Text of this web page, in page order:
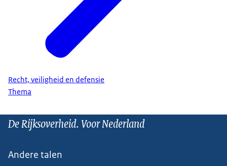
Recht, veiligheid en defensie
Thema
De Rijksoverheid. Voor Nederland
Andere talen